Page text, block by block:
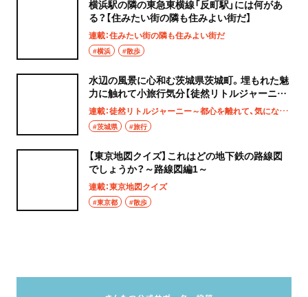
横浜駅の隣の東急東横線「反町駅」には何があ
る？【住みたい街の隣も住みよい街だ】
連載：住みたい街の隣も住みよい街だ
#横浜 #散歩
水辺の風景に心和む茨城県茨城町。埋もれた魅
力に触れて小旅行気分【徒然リトルジャーニ
ー】
連載：徒然リトルジャーニー～都心を離れて、気になる土地へ
#茨城県 #旅行
【東京地図クイズ】これはどの地下鉄の路線図
でしょうか？～路線図編1～
連載：東京地図クイズ
#東京都 #散歩